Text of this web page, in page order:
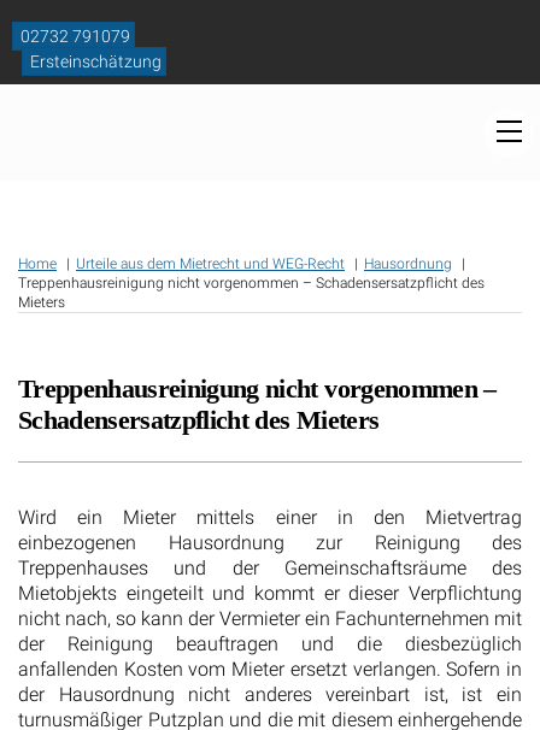
content
02732 791079
Ersteinschätzung
Home Urteile aus dem Mietrecht und WEG-Recht
Hausordnung
Treppenhausreinigung nicht vorgenommen – Schadensersatzpflicht des
Mieters
Treppenhausreinigung nicht vorgenommen –
Schadensersatzpflicht des Mieters
Wird ein Mieter mittels einer in den Mietvertrag
einbezogenen Hausordnung zur Reinigung des
Treppenhauses und der Gemeinschaftsräume des
Mietobjekts eingeteilt und kommt er dieser Verpflichtung
nicht nach, so kann der Vermieter ein Fachunternehmen mit
der Reinigung beauftragen und die diesbezüglich
anfallenden Kosten vom Mieter ersetzt verlangen. Sofern in
der Hausordnung nicht anderes vereinbart ist, ist ein
turnusmäßiger Putzplan und die mit diesem einhergehende